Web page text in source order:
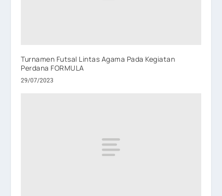
Turnamen Futsal Lintas Agama Pada Kegiatan
Perdana FORMULA
29/07/2023